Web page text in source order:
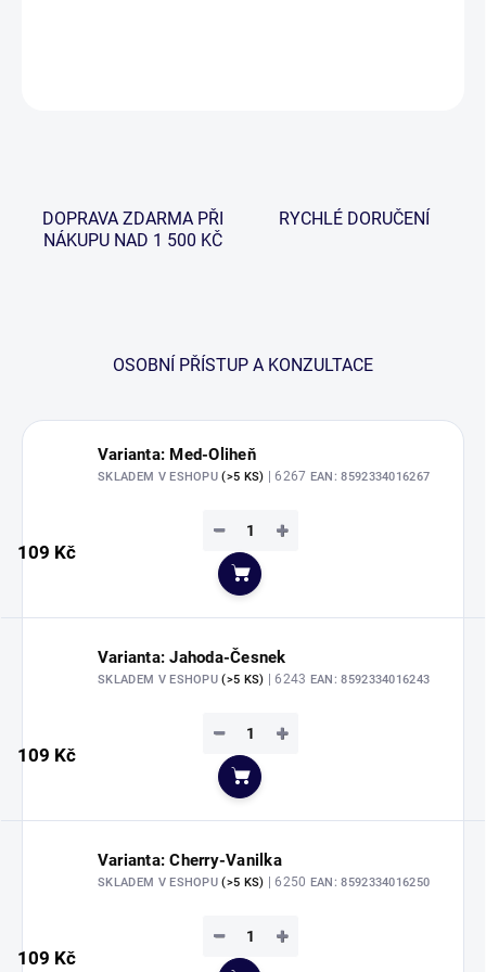
DOPRAVA ZDARMA PŘI
NÁKUPU NAD 1 500 KČ
RYCHLÉ DORUČENÍ
OSOBNÍ PŘÍSTUP A KONZULTACE
Varianta: Med-Oliheň
SKLADEM V ESHOPU(>5 KS) | 6267 EAN: 8592334016267
109 Kč
+
−
Do košíku
Varianta: Jahoda-Česnek
SKLADEM V ESHOPU(>5 KS) | 6243 EAN: 8592334016243
109 Kč
+
−
Do košíku
Varianta: Cherry-Vanilka
SKLADEM V ESHOPU(>5 KS) | 6250 EAN: 8592334016250
109 Kč
+
−